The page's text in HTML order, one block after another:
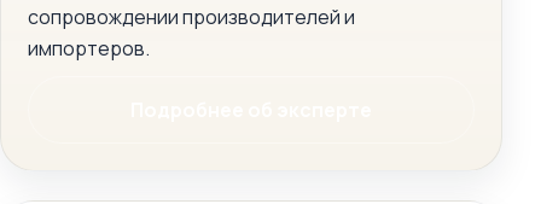
сопровождении производителей и
импортеров.